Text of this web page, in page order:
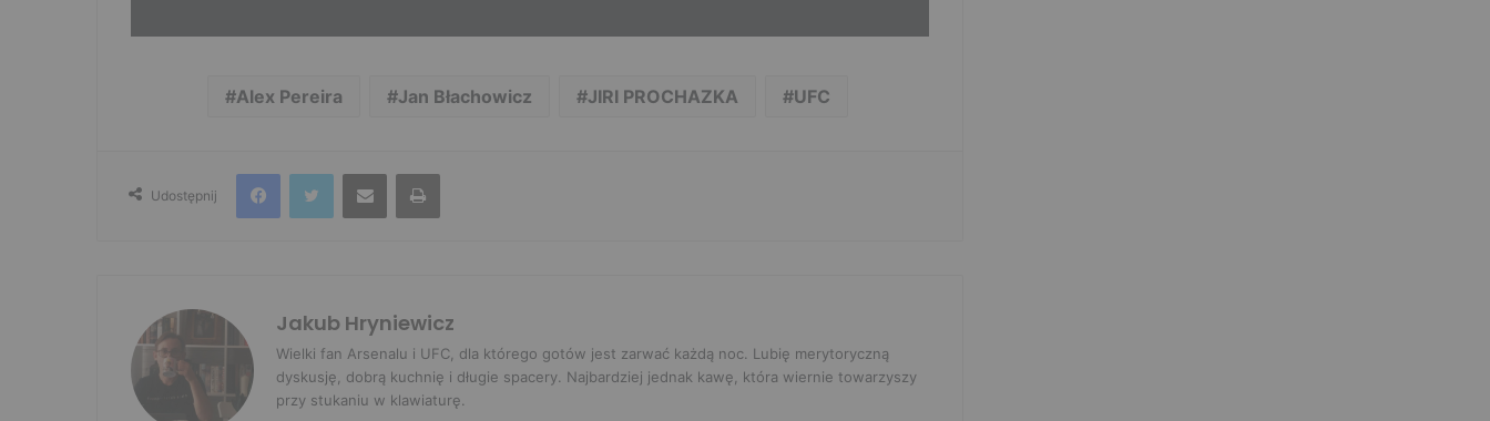
Alex Pereira Jan Błachowicz JIRI PROCHAZKA UFC
Udostępnij
FacebookTwitter Udostępnij przez e-mail Drukuj
Jakub Hryniewicz
Wielki fan Arsenalu i UFC, dla którego gotów jest zarwać każdą noc. Lubię merytoryczną
dyskusję, dobrą kuchnię i długie spacery. Najbardziej jednak kawę, która wiernie towarzyszy
przy stukaniu w klawiaturę.